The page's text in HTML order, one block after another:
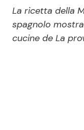
Politica
La ricetta della
spagnolo
cucine de La